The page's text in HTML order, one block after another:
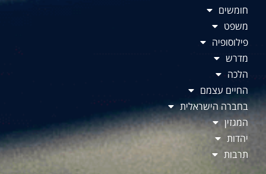
חומשים
משפט
פילוסופיה
מדרש
הלכה
החיים עצמם
בחברה הישראלית
המגזין
יהדות
תרבות